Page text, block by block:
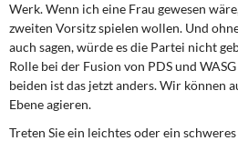
Werk. Wenn ich eine Frau gewesen
zweiten Vorsitz spielen wollen. Und
auch sagen, würde es die Partei nicht
Rolle bei der Fusion von PDS und
beiden ist das jetzt anders. Wir können
Ebene agieren.
Treten Sie ein leichtes oder ein